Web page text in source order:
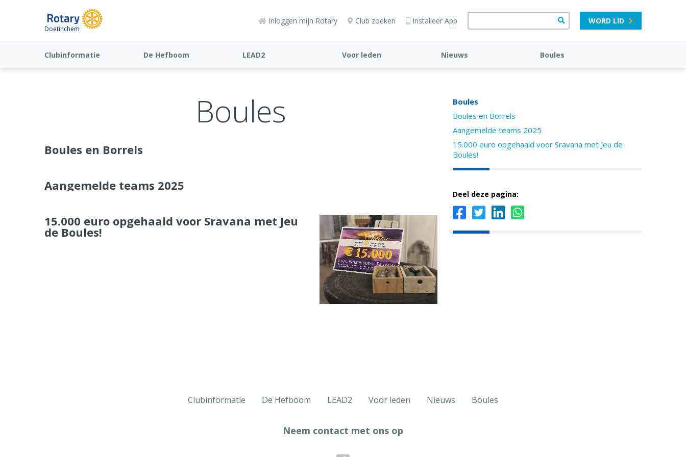
Doetinchem
Inloggen mijn Rotary Club zoeken Installeer App WORD LID
Clubinformatie De Hefboom LEAD2 Voor leden Nieuws Boules
Boules
Boules en Borrels
Aangemelde teams 2025
15.000 euro opgehaald voor Sravana met Jeu
de Boules!
Boules
Boules en Borrels
Aangemelde teams 2025
15.000 euro opgehaald voor Sravana met Jeu de
Boules!
Deel deze pagina:
Clubinformatie De Hefboom LEAD2 Voor leden Nieuws Boules
Neem contact met ons op